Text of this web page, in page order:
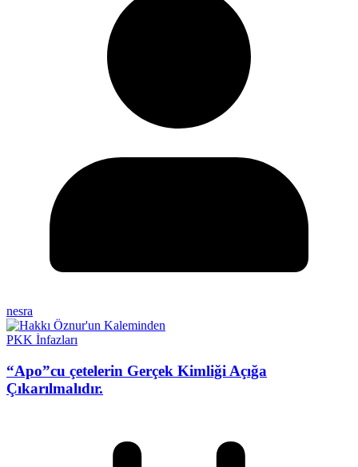
nesra
PKK İnfazları
“Apo”cu çetelerin Gerçek Kimliği Açığa
Çıkarılmalıdır.